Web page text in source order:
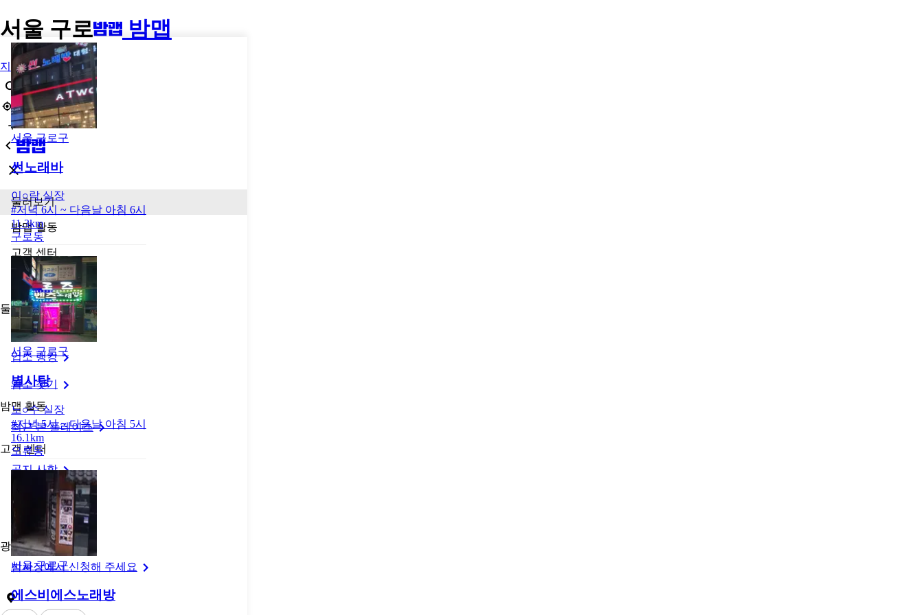
서울 구로 밤맵
지역
둘러보기
밤맵 활동
고객 센터
광고 신청
둘러보기
밤맵 메인
업소 랭킹
업소 찾기
밤맵 활동
최근 본 플레이스
고객 센터
공지 사항
약관 및 정책
광고 신청
밤사장에서 신청해 주세요
서울 구로구
썬노래바
이○락실장
#저녁 6시 ~ 다음날 아침 6시
11.3km
구로동
서울 구로구
별사탕
노○수실장
#저녁 5시 ~ 다음날 아침 5시
16.1km
오류동
서울 구로구
에스비에스노래방